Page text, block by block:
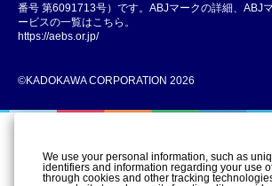
番号 第6091713号）です。ABJマークの詳細、ABJ
ービスの一覧はこちら。
https://aebs.or.jp/
©KADOKAWA CORPORATION 2026
We use your personal information, such as
identifiers and information regarding your use
through cookies and other tracking